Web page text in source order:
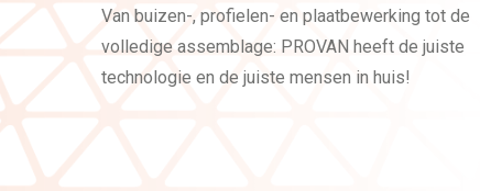
Van buizen-, profielen- en plaatbewerking tot de
volledige assemblage: PROVAN heeft de juiste
technologie en de juiste mensen in huis!